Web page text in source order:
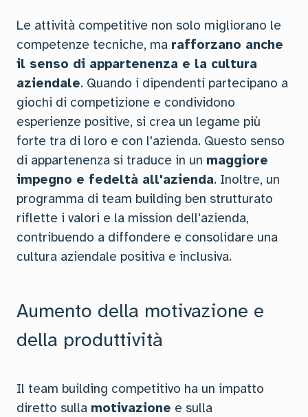
Le attività competitive non solo migliorano le
competenze tecniche, ma rafforzano anche
il senso di appartenenza e la cultura
aziendale. Quando i dipendenti partecipano a
giochi di competizione e condividono
esperienze positive, si crea un legame più
forte tra di loro e con l'azienda. Questo senso
di appartenenza si traduce in un maggiore
impegno e fedeltà all'azienda. Inoltre, un
programma di team building ben strutturato
riflette i valori e la mission dell'azienda,
contribuendo a diffondere e consolidare una
cultura aziendale positiva e inclusiva.
Aumento della motivazione e
della produttività
Il team building competitivo ha un impatto
diretto sulla motivazione e sulla